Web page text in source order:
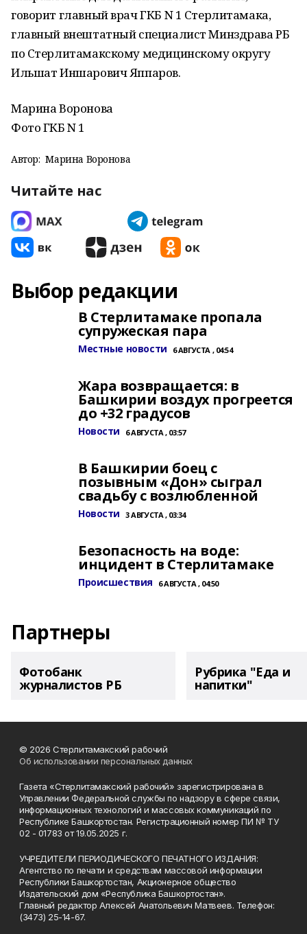
говорит главный врач ГКБ N 1 Стерлитамака,
главный внештатный специалист Минздрава РБ
по Стерлитамакскому медицинскому округу
Ильшат Иншарович Яппаров.
Марина Воронова
Фото ГКБ N 1
Автор: Марина Воронова
Читайте нас
Выбор редакции
В Стерлитамаке пропала
супружеская пара
Местные новости 6 АВГУСТА , 04:54
Жара возвращается: в
Башкирии воздух прогреется
до +32 градусов
Новости 6 АВГУСТА , 03:57
В Башкирии боец с
позывным «Дон» сыграл
свадьбу с возлюбленной
Новости 3 АВГУСТА , 03:34
Безопасность на воде:
инцидент в Стерлитамаке
Происшествия 6 АВГУСТА , 04:50
Партнеры
Фотобанк
журналистов РБ
Рубрика "Еда и
напитки"
© 2026 Стерлитамакский рабочий
Об использовании персональных данных
Газета «Стерлитамакский рабочий» зарегистрирована в
Управлении Федеральной службы по надзору в сфере связи,
информационных технологий и массовых коммуникаций по
Республике Башкортостан. Регистрационный номер ПИ № ТУ
02 - 01783 от 19.05.2025 г.
УЧРЕДИТЕЛИ ПЕРИОДИЧЕСКОГО ПЕЧАТНОГО ИЗДАНИЯ:
Агентство по печати и средствам массовой информации
Республики Башкортостан, Акционерное общество
Издательский дом «Республика Башкортостан».
Главный редактор Алексей Анатольевич Матвеев. Телефон:
(3473) 25-14-67.